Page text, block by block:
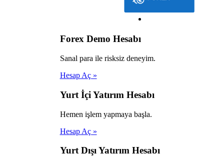
Forex Demo Hesabı
Sanal para ile risksiz deneyim.
Hesap Aç »
Yurt İçi Yatırım Hesabı
Hemen işlem yapmaya başla.
Hesap Aç »
Yurt Dışı Yatırım Hesabı